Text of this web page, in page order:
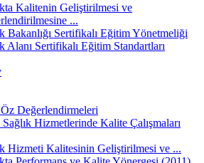
Kalitenin Geliştirilmesi ve
...
Bakanlığı Sertifikalı Eğitim Yönetmeliği
Alanı Sertifikalı Eğitim Standartları
Değerlendirmeleri
Hizmetlerinde Kalite Çalışmaları
Hizmeti Kalitesinin Geliştirilmesi ve ...